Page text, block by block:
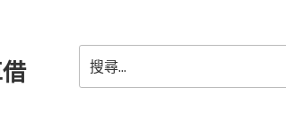
尋
關